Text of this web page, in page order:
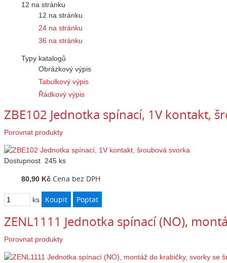
12 na stránku
12 na stránku
24 na stránku
36 na stránku
Typy katalogů
Obrázkový výpis
Tabulkový výpis
Řádkový výpis
ZBE102 Jednotka spínací, 1V kontakt,
Porovnat produkty
Dostupnost 245 ks
80,90 Kč Cena bez DPH
ks
ZENL1111 Jednotka spínací (NO),
Porovnat produkty